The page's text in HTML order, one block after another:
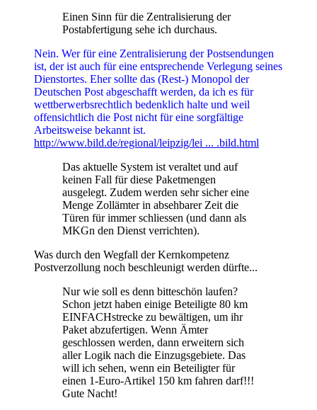
Einen Sinn für die Zentralisierung der
Postabfertigung sehe ich durchaus.
Nein. Wer für eine Zentralisierung der Postsendungen
ist, der ist auch für eine entsprechende Verlegung seines
Dienstortes. Eher sollte das (Rest-) Monopol der
Deutschen Post abgeschafft werden, da ich es für
wettberwerbsrechtlich bedenklich halte und weil
offensichtlich die Post nicht für eine sorgfältige
Arbeitsweise bekannt ist.
http://www.bild.de/regional/leipzig/lei ... .bild.html
Das aktuelle System ist veraltet und auf
keinen Fall für diese Paketmengen
ausgelegt. Zudem werden sehr sicher eine
Menge Zollämter in absehbarer Zeit die
Türen für immer schliessen (und dann als
MKGn den Dienst verrichten).
Was durch den Wegfall der Kernkompetenz
Postverzollung noch beschleunigt werden dürfte...
Nur wie soll es denn bitteschön laufen?
Schon jetzt haben einige Beteiligte 80 km
EINFACHstrecke zu bewältigen, um ihr
Paket abzufertigen. Wenn Ämter
geschlossen werden, dann erweitern sich
aller Logik nach die Einzugsgebiete. Das
will ich sehen, wenn ein Beteiligter für
einen 1-Euro-Artikel 150 km fahren darf!!!
Gute Nacht!